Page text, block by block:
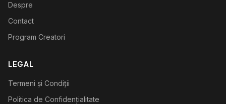
Despre
Contact
Program Creatori
LEGAL
Termeni și Condiții
Politica de Confidențialitate